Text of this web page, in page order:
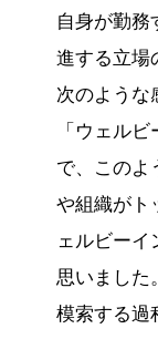
自身が勤務
進する立場
次のような
「ウェル
で、このよ
や組織がト
ェルビーイ
思いました
模索する過